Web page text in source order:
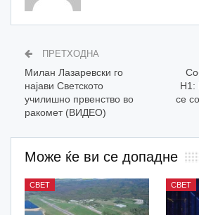
ПРЕТХОДНА
Милан Лазаревски го
најави Светското
училишно првенство во
ракомет (ВИДЕО)
Н1:
се
Може ќе ви се допадне
СВЕТ СВЕТ